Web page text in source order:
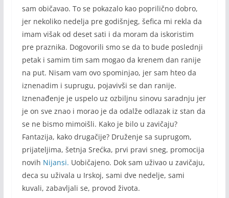
sam običavao. To se pokazalo kao poprilično dobro,
jer nekoliko nedelja pre godišnjeg, šefica mi rekla da
imam višak od deset sati i da moram da iskoristim
pre praznika. Dogovorili smo se da to bude poslednji
petak i samim tim sam mogao da krenem dan ranije
na put. Nisam vam ovo spominjao, jer sam hteo da
iznenadim i suprugu, pojavivši se dan ranije.
Iznenađenje je uspelo uz ozbiljnu sinovu saradnju jer
je on sve znao i morao je da odalže odlazak iz stan da
se ne bismo mimoišli. Kako je bilo u zavičaju?
Fantazija, kako drugačije? Druženje sa suprugom,
prijateljima, šetnja Srećka, prvi pravi sneg, promocija
novih Nijansi. Uobičajeno. Dok sam uživao u zavičaju,
deca su uživala u Irskoj, sami dve nedelje, sami
kuvali, zabavljali se, provod života.